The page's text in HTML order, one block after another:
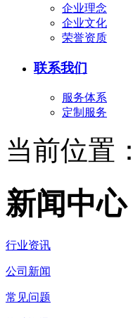
企业理念
企业文化
荣誉资质
联系我们
服务体系
定制服务
当前位置：
新闻中心
行业资讯
公司新闻
常见问题